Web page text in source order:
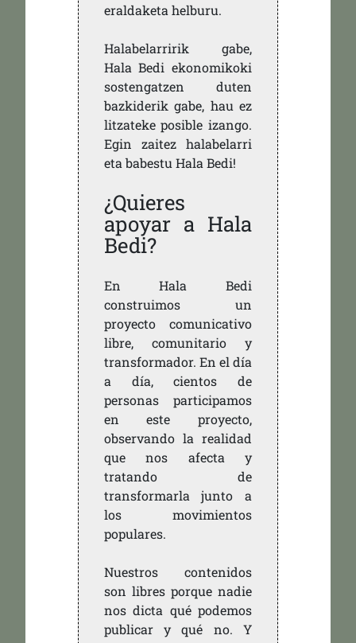
eraldaketa helburu.
Halabelarririk gabe,
Hala Bedi ekonomikoki
sostengatzen duten
bazkiderik gabe, hau ez
litzateke posible izango.
Egin zaitez halabelarri
eta babestu Hala Bedi!
¿Quieres
apoyar a Hala
Bedi?
En Hala Bedi
construimos un
proyecto comunicativo
libre, comunitario y
transformador. En el día
a día, cientos de
personas participamos
en este proyecto,
observando la realidad
que nos afecta y
tratando de
transformarla junto a
los movimientos
populares.
Nuestros contenidos
son libres porque nadie
nos dicta qué podemos
publicar y qué no. Y